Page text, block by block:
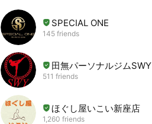
SPECIAL ONE
145 friends
田無パーソナルジムSWY
511 friends
ほぐし屋いこい新座店
1,260 friends